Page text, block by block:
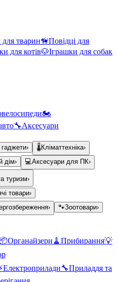
тварин🦮Повідці для
для котів🐶Іграшки для собак
🏍️
🔧Аксесуари
гаджети› 🌡️Кліматтехніка›
дім› 💻Аксесуари для ПК›
туризм›
товари›
› 🐾Зоотовари›
Органайзери 🧹 Прибирання💡
Електроприлади🔧Приладдя та